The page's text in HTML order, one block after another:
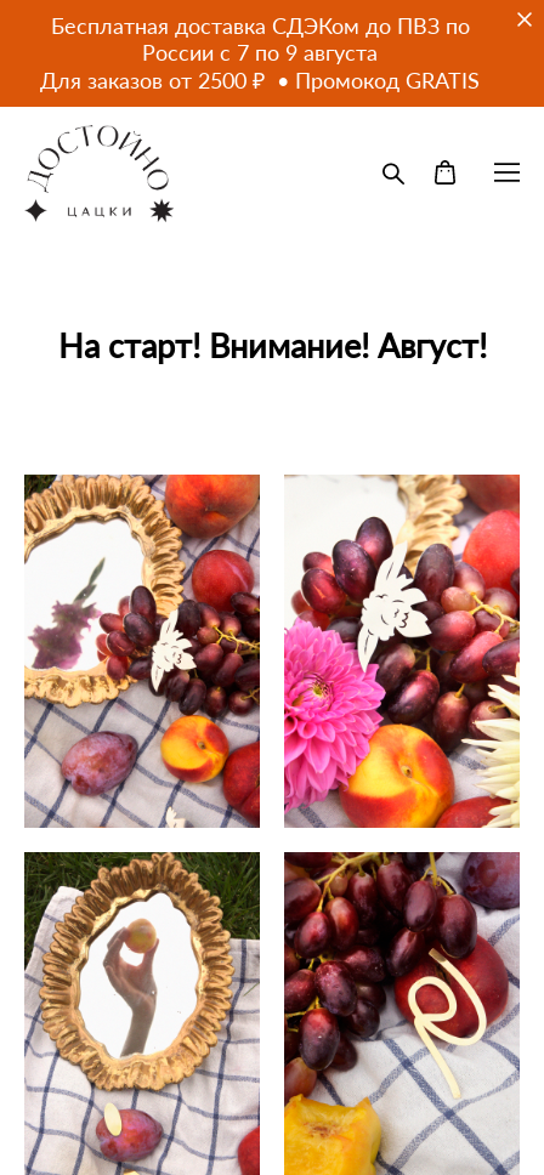
Бесплатная доставка СДЭКом до ПВЗ по
России с 7 по 9 августа
Для заказов от 2500 ₽ • Промокод GRATIS
На старт! Внимание! Август!